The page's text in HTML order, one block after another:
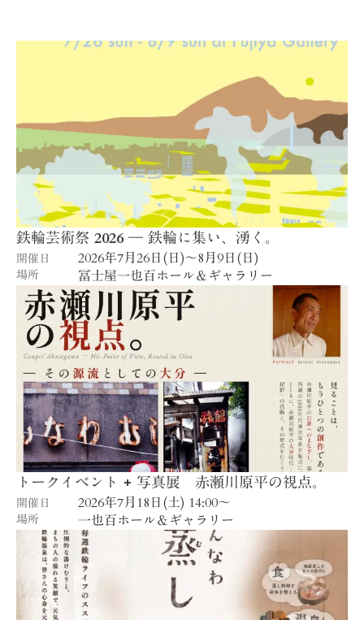
鉄輪芸術祭 2026 ― 鉄輪に集い、湧く。
開催日 2026年7月26日(日)〜8月9日(日)
場所 冨士屋一也百ホール＆ギャラリー
トークイベント + 写真展 赤瀬川原平の視点。
開催日 2026年7月18日(土) 14:00〜
場所 一也百ホール＆ギャラリー